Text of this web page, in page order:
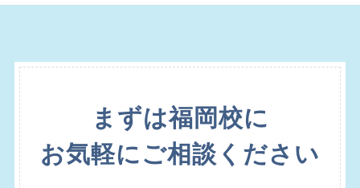
まずは福岡校に
お気軽にご相談ください